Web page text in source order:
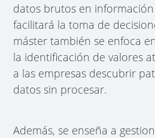
datos brutos en
facilitará la toma de
máster también se enfoca
la identificación de valores
a las empresas descubrir
datos sin procesar.
Además, se enseña a